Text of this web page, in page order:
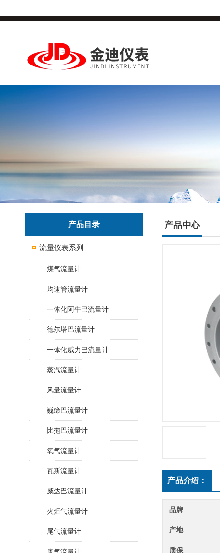
产品目录
流量仪表系列
煤气流量计
均速管流量计
一体化阿牛巴流量计
德尔塔巴流量计
一体化威力巴流量计
蒸汽流量计
风量流量计
巍缔巴流量计
比拖巴流量计
氧气流量计
瓦斯流量计
威达巴流量计
火炬气流量计
尾气流量计
产品中心
产品介绍：
品牌
产地
质保